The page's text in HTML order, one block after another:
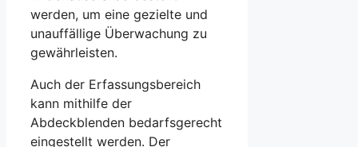
werden, um eine gezielte und
unauffällige Überwachung zu
gewährleisten.
Auch der Erfassungsbereich
kann mithilfe der
Abdeckblenden bedarfsgerecht
eingestellt werden. Der